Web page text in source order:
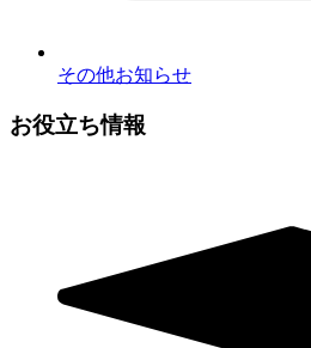
その他お知らせ
お役立ち情報